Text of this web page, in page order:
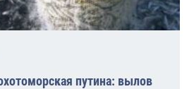
путина: вылов